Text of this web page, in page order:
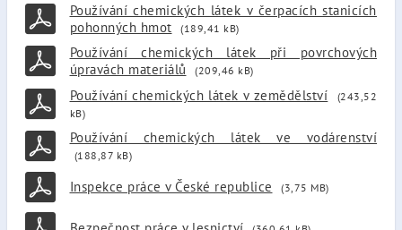
Používání chemických látek v čerpacích stanicích
pohonných hmot
(189,41 kB)
Používání chemických látek při povrchových
úpravách materiálů
(209,46 kB)
Používání chemických látek v zemědělství
(243,52
kB)
Používání chemických látek ve vodárenství
(188,87 kB)
Inspekce práce v České republice (3,75 MB)